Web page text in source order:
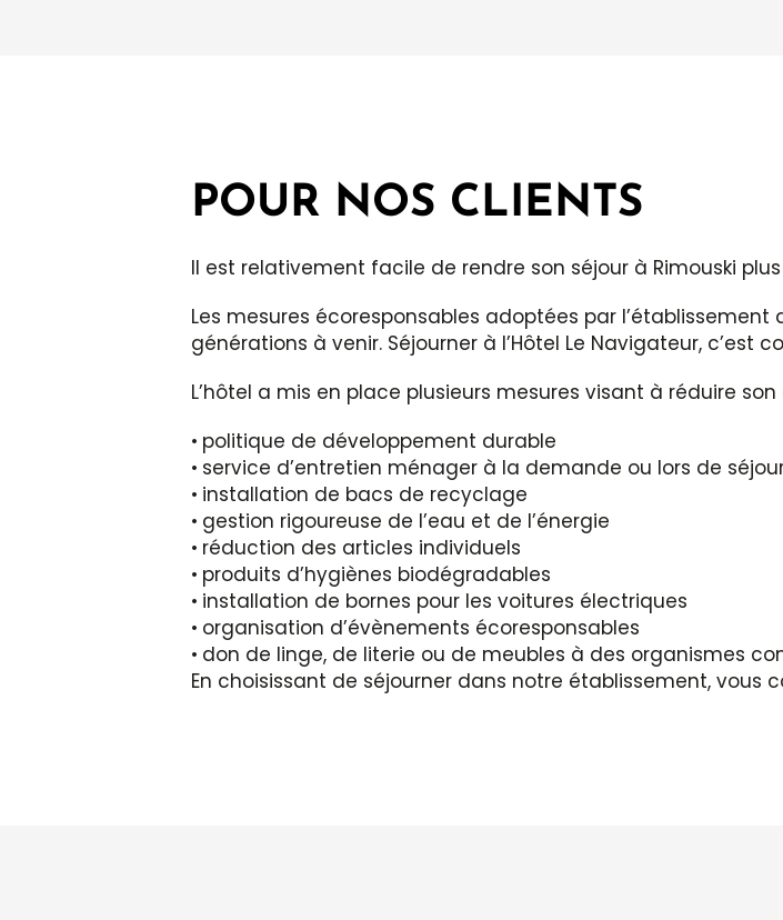
POUR NOS CLIENTS
Il est relativement facile de rendre son séjour à Rimouski
Les mesures écoresponsables adoptées par
générations à venir. Séjourner à l’Hôtel Le Navigateur,
L’hôtel a mis en place plusieurs mesures visant à réduire
politique de développement durable
service d’entretien ménager à la demande ou lors de
installation de bacs de recyclage
gestion rigoureuse de l’eau et de l’énergie
réduction des articles individuels
produits d’hygiènes biodégradables
installation de bornes pour les voitures électriques
organisation d’évènements écoresponsables
don de linge, de literie ou de meubles à des organismes
En choisissant de séjourner dans notre établissement, vous